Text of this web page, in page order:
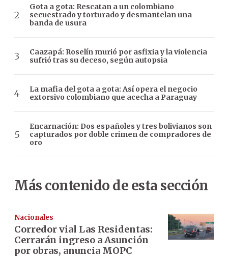
Gota a gota: Rescatan a un colombiano
secuestrado y torturado y desmantelan una
banda de usura
Caazapá: Roselín murió por asfixia y la violencia
sufrió tras su deceso, según autopsia
La mafia del gota a gota: Así opera el negocio
extorsivo colombiano que acecha a Paraguay
Encarnación: Dos españoles y tres bolivianos son
capturados por doble crimen de compradores de
oro
Más contenido de esta sección
Nacionales
Corredor vial Las Residentas:
Cerrarán ingreso a Asunción
por obras, anuncia MOPC